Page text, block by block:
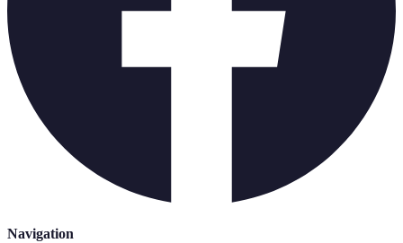
Navigation